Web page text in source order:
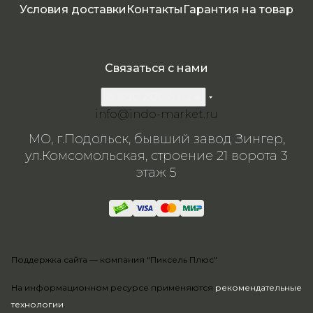
Условия доставки Контакты Гарантия на товар
На информационном ресурсе применяются рекомендательные
технологии.
Связаться с нами
info@indo-market.ru
МО, г.Подольск, бывший завод Зингер,
ул.Комсомольская, строение 21 ворота 3
этаж 5
Поддержка сайта — компания "Пиксель Плюс"